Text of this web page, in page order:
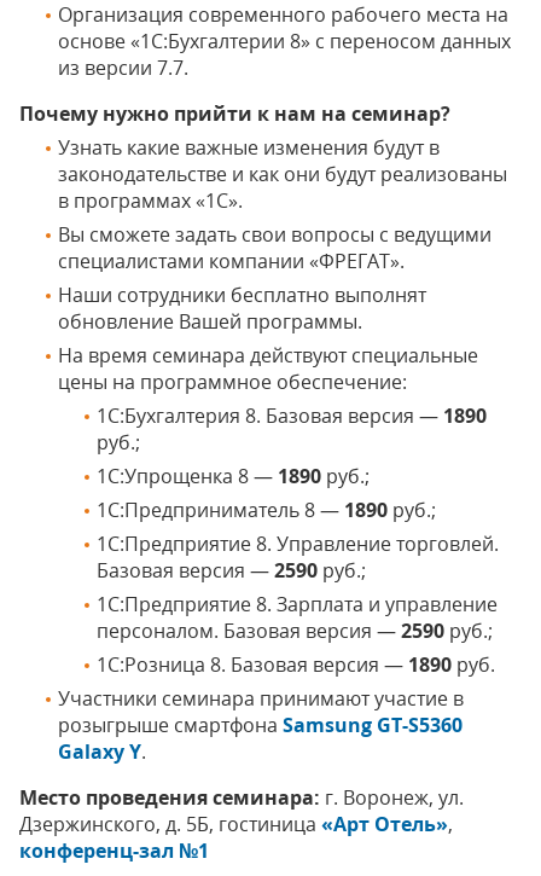
Организация современного рабочего места на
основе «1С:Бухгалтерии 8» с переносом данных
из версии 7.7.
Почему нужно прийти к нам на семинар?
Узнать какие важные изменения будут в
законодательстве и как они будут реализованы
в программах «1С».
Вы сможете задать свои вопросы с ведущими
специалистами компании «ФРЕГАТ».
Наши сотрудники бесплатно выполнят
обновление Вашей программы.
На время семинара действуют специальные
цены на программное обеспечение:
1С:Бухгалтерия 8. Базовая версия — 1890
руб.;
1С:Упрощенка 8 — 1890 руб.;
1С:Предприниматель 8 — 1890 руб.;
1С:Предприятие 8. Управление торговлей.
Базовая версия —2590 руб.;
1С:Предприятие 8. Зарплата и управление
персоналом. Базовая версия —2590 руб.;
1С:Розница 8. Базовая версия — 1890 руб.
Участники семинара принимают участие в
розыгрыше смартфона Samsung GT-S5360
Galaxy Y.
Место проведения семинара: г. Воронеж, ул.
Дзержинского, д. 5Б, гостиница «Арт Отель»,
конференц-зал №1